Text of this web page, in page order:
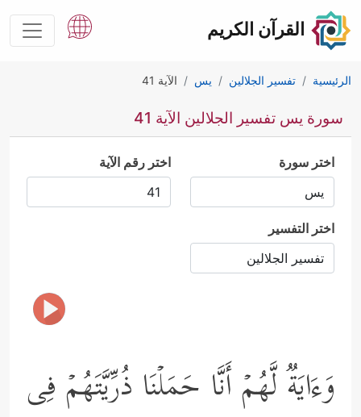
القرآن الكريم
الرئيسية تفسير الجلالين يس الآية 41
سورة يس تفسير الجلالين الآية 41
اختر سورة اختر رقم الآية
اختر التفسير
وَءَایَةࣱ لَّهُمۡ أَنَّا حَمَلۡنَا ذُرِّیَّتَهُمۡ فِی